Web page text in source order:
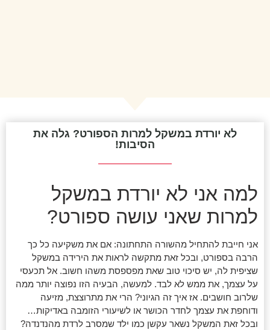
לא יורדת במשקל למרות הספורט? גלה את
הסיבות!
למה אני לא יורדת במשקל
למרות שאני עושה ספורט?
אני חייבת להתחיל מהשורה התחתונה: אם את משקיעה כל כך
הרבה בספורט, ובכל זאת מתקשה לראות את הירידה במשקל
שציפית לה, יש סיכוי טוב שאת מפספסת משהו חשוב. אל תכעסי
על עצמך, את ממש לא לבד. למעשה, הבעיה הזו נפוצה יותר ממה
שלרוב חושבים. אז איך זה הגיוני? הרי את מתרוצצת, מזיעה
ודוחפת את עצמך לחדר הכושר או לשיעורי הזומבה באדיקות…
ובכל זאת המשקל נשאר עקשן כמו ילד שמסרב לרדת מהנדנדה?